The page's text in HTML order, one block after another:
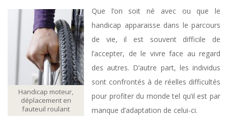
Handicap moteur,
déplacement en
fauteuil roulant
Que l’on soit né avec ou que le
handicap apparaisse dans le parcours
de vie, il est souvent difficile de
l’accepter, de le vivre face au regard
des autres. D’autre part, les individus
sont confrontés à de réelles difficultés
pour profiter du monde tel qu’il est par
manque d’adaptation de celui-ci.